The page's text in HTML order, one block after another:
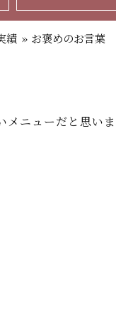
績 » お褒めのお言葉
メニューだと思い